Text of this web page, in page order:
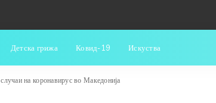
Детска грижа Ковид-19 Искуства
на коронавирус во Македонија